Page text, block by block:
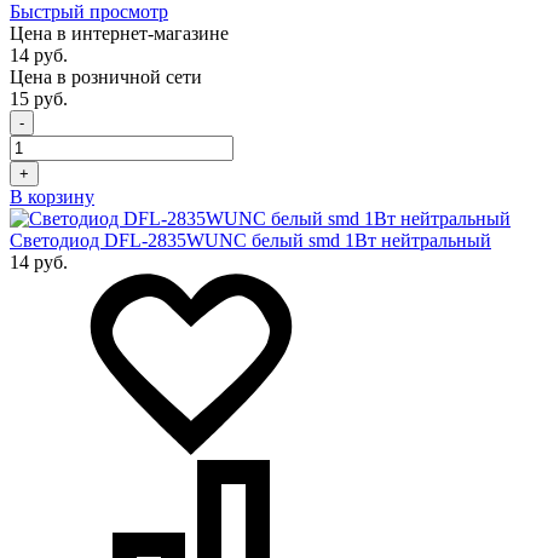
Быстрый просмотр
Цена в интернет-магазине
14 руб.
Цена в розничной сети
15 руб.
-
+
В корзину
Светодиод DFL-2835WUNC белый smd 1Вт нейтральный
14 руб.